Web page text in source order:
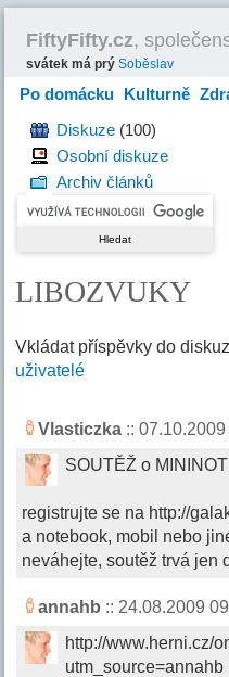
FiftyFifty.cz,
svátek má prýSoběslav
Po domácku Kulturně
HravěDiskuze (100)
Osobní diskuze
Archiv článků
LIBOZVUKY
Vkládat příspěvky do
uživatelé
Vlasticzka ::
SOUTĚŽ o
registrujte se na http://
a notebook, mobil nebo
neváhejte, soutěž trvá jen
annahb :: 24.08.2009
http://www.herni.cz/
utm_source=annahb